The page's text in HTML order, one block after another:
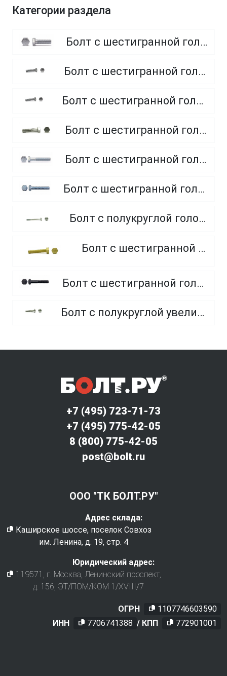
Категории раздела
Болт с шестигранной головкой, полная резьба, класс прочности 8.8
Болт с шестигранной головкой, полная резьба, класс прочности 4.8 и 5.8
Болт с шестигранной головкой, полная резьба, из нержавеющей стали A2 и A4
Болт с шестигранной головкой, неполная резьба, класс прочности 5.8
Болт с шестигранной головкой, неполная резьба, класс прочности 8.8
Болт с шестигранной головкой, полная резьба, класс прочности 10.9 и 12.9
Болт с полукруглой головкой и квадратным подголовником
Болт с шестигранной головкой, из латуни
Болт с шестигранной головкой, неполная резьба, класс прочности 10.9 и 12.9
Болт с полукруглой увеличенной головкой и усом класса точности C (мебельный)
+7 (495) 723-71-73
+7 (495) 775-42-05
8 (800) 775-42-05
post@bolt.ru
ООО "ТК БОЛТ.РУ"
Адрес склада:
Каширское шоссе, поселок Совхоз
им. Ленина, д. 19, стр. 4
Юридический адрес:
119571
, г. Москва Ленинский проспект,
д. 156, ЭТ/ПОМ/КОМ 1/XVIII/7
ОГРН
1107746603590
ИНН
7706741388 / КПП 772901001